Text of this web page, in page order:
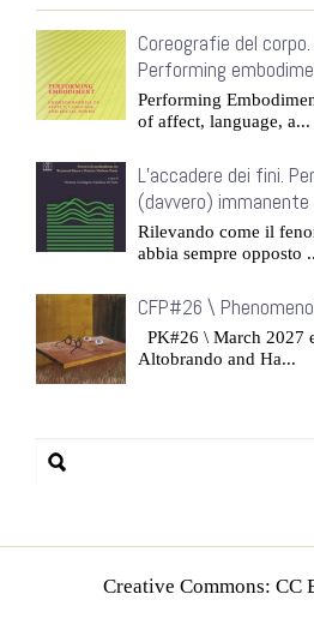
Coreografie del
Performing
Performing
of affect, language, a...
L’accadere dei fini.
(davvero) immanente
Rilevando come il
abbia sempre opposto
CFP#26 \
PK#26 \ March 2027
Altobrando and Ha...
Creative Commons: CC